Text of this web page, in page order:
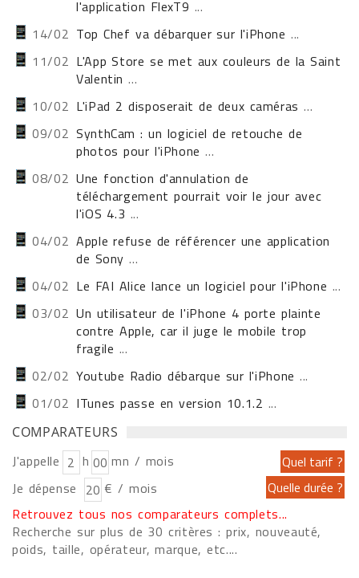
l'application FlexT9 ...
14/02 Top Chef va débarquer sur l'iPhone ...
11/02 L'App Store se met aux couleurs de la Saint
Valentin ...
10/02 L'iPad 2 disposerait de deux caméras ...
09/02 SynthCam : un logiciel de retouche de
photos pour l'iPhone ...
08/02 Une fonction d'annulation de
téléchargement pourrait voir le jour avec
l'iOS 4.3 ...
04/02 Apple refuse de référencer une application
de Sony ...
04/02 Le FAI Alice lance un logiciel pour l'iPhone ...
03/02 Un utilisateur de l'iPhone 4 porte plainte
contre Apple, car il juge le mobile trop
fragile ...
02/02 Youtube Radio débarque sur l'iPhone ...
01/02 ITunes passe en version 10.1.2 ...
COMPARATEURS
J'appelle h
mn / mois
Je dépense
€ / mois
Retrouvez tous nos comparateurs complets...
Recherche sur plus de 30 critères : prix, nouveauté,
poids, taille, opérateur, marque, etc....